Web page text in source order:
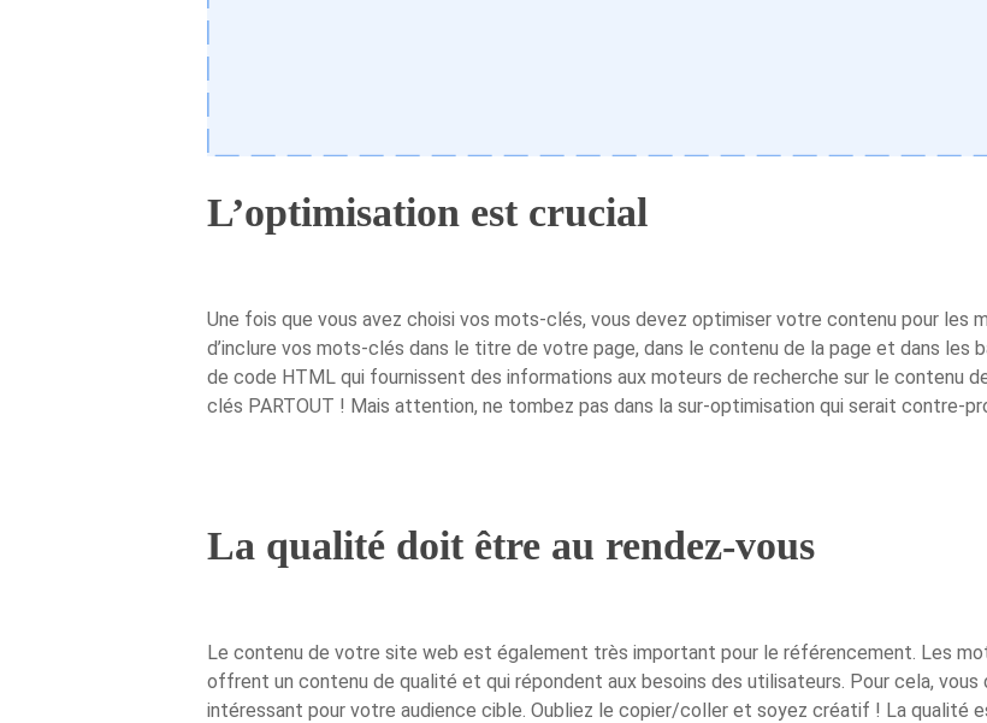
L’optimisation est crucial
Une fois que vous avez choisi vos mots-clés, vous devez optimiser votre contenu pour les
d’inclure vos mots-clés dans le titre de votre page, dans le contenu de la page et dans les
de code HTML qui fournissent des informations aux moteurs de recherche sur le contenu
clés PARTOUT ! Mais attention, ne tombez pas dans la sur-optimisation qui serait contre-
La qualité doit être au rendez-vous
Le contenu de votre site web est également très important pour le référencement. Les
offrent un contenu de qualité et qui répondent aux besoins des utilisateurs. Pour cela,
intéressant pour votre audience cible. Oubliez le copier/coller et soyez créatif ! La qualité